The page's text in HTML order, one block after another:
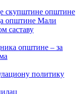
скупштине општине
општине Мали
саставу
општине – за
политику